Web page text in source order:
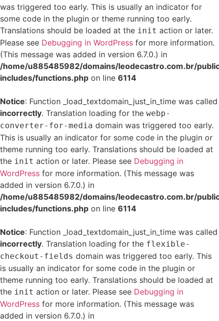
was triggered too early. This is usually an indicator for
some code in the plugin or theme running too early.
Translations should be loaded at the init action or later.
Please see Debugging in WordPress for more information.
(This message was added in version 6.7.0.) in
/home/u885485982/domains/leodecastro.com.br/
includes/functions.php on line 6114
Notice: Function _load_textdomain_just_in_time was called
incorrectly. Translation loading for the webp-
converter-for-media domain was triggered too early.
This is usually an indicator for some code in the plugin or
theme running too early. Translations should be loaded at
the init action or later. Please see Debugging in
WordPress for more information. (This message was
added in version 6.7.0.) in
/home/u885485982/domains/leodecastro.com.br/
includes/functions.php on line 6114
Notice: Function _load_textdomain_just_in_time was called
incorrectly. Translation loading for the flexible-
checkout-fields domain was triggered too early. This
is usually an indicator for some code in the plugin or
theme running too early. Translations should be loaded at
the init action or later. Please see Debugging in
WordPress for more information. (This message was
added in version 6.7.0.) in